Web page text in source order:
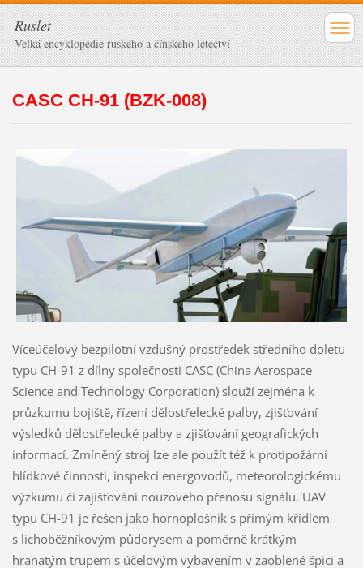
Ruslet
Velká encyklopedie ruského a čínského letectví
CASC CH-91 (BZK-008)
Víceúčelový bezpilotní vzdušný prostředek středního doletu
typu CH-91 z dílny společnosti CASC (China Aerospace
Science and Technology Corporation) slouží zejména k
průzkumu bojiště, řízení dělostřelecké palby, zjišťování
výsledků dělostřelecké palby a zjišťování geografických
informací. Zmíněný stroj lze ale použít též k protipožární
hlídkové činnosti, inspekci energovodů, meteorologickému
výzkumu či zajišťování nouzového přenosu signálu. UAV
typu CH-91 je řešen jako hornoplošník s přímým křídlem
s lichoběžníkovým půdorysem a poměrně krátkým
hranatým trupem s účelovým vybavením v zaoblené špici a